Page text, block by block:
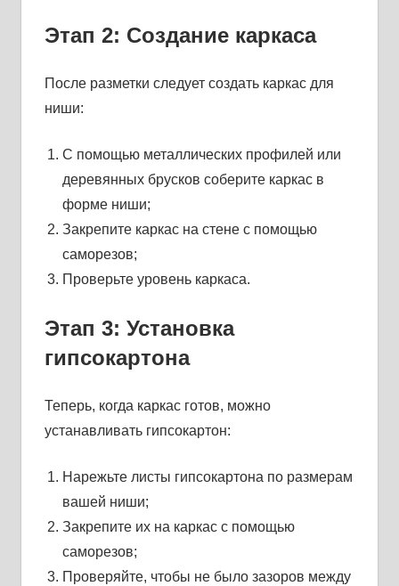
Этап 2: Создание каркаса
После разметки следует создать каркас для
ниши:
С помощью металлических профилей или
деревянных брусков соберите каркас в
форме ниши;
Закрепите каркас на стене с помощью
саморезов;
Проверьте уровень каркаса.
Этап 3: Установка
гипсокартона
Теперь, когда каркас готов, можно
устанавливать гипсокартон:
Нарежьте листы гипсокартона по размерам
вашей ниши;
Закрепите их на каркас с помощью
саморезов;
Проверяйте, чтобы не было зазоров между